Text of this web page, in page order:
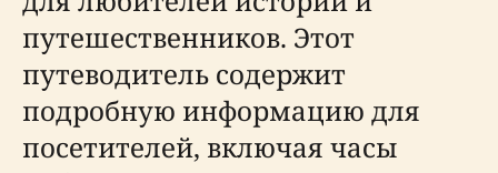
путешественников. Этот
путеводитель содержит
подробную информацию для
посетителей, включая часы